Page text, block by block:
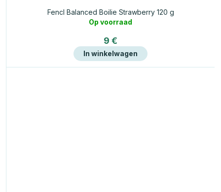
Fencl Balanced Boilie Strawberry 120 g
Op voorraad
9 €
In winkelwagen